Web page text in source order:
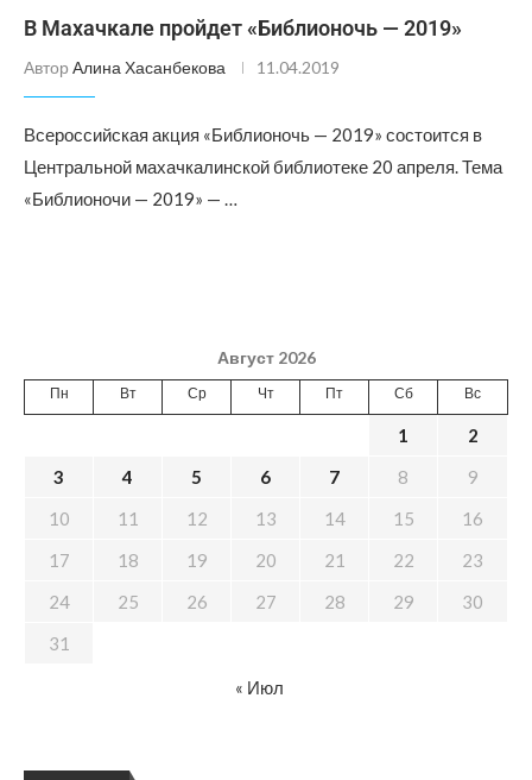
В Махачкале пройдет «Библионочь — 2019»
Автор Алина Хасанбекова 11.04.2019
Всероссийская акция «Библионочь — 2019» состоится в
Центральной махачкалинской библиотеке 20 апреля. Тема
«Библионочи — 2019» — …
Август 2026
Пн Вт Ср Чт Пт Сб Вс
1
2
3
4 5 6 7 8
9
10
11 12 13 14 15
16
17
18 19 20 21 22
23
24
25 26 27 28 29
30
31
« Июл